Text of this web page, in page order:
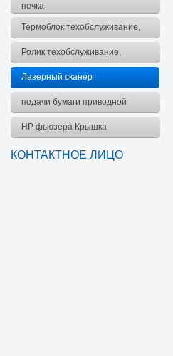
печка
Термоблок техобслуживание,
комплект
Ролик техобслуживание,
комплект
Лазерный сканер
подачи бумаги приводной
ремень
HP фьюзера Крышка
КОНТАКТНОЕ ЛИЦО